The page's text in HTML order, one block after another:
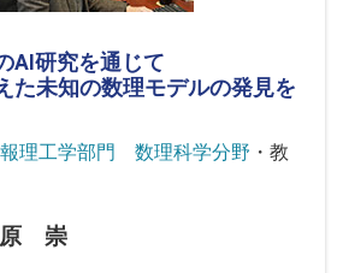
AI研究を通じて
た未知の数理モデルの発見を
理工学部門 数理科学分野 ・教
崇